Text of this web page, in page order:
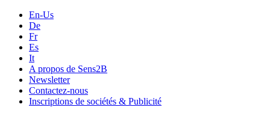
En-Us
De
Fr
Es
It
A propos de Sens2B
Newsletter
Contactez-nous
Inscriptions de sociétés & Publicité